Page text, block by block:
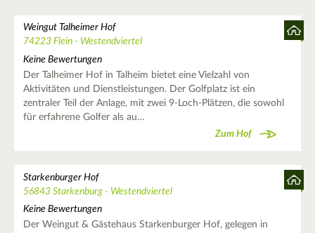
Weingut Talheimer Hof
74223 Flein - Westendviertel
Keine Bewertungen
Der Talheimer Hof in Talheim bietet eine Vielzahl von
Aktivitäten und Dienstleistungen. Der Golfplatz ist ein
zentraler Teil der Anlage, mit zwei 9-Loch-Plätzen, die sowohl
für erfahrene Golfer als au…
Zum Hof
Starkenburger Hof
56843 Starkenburg - Westendviertel
Keine Bewertungen
Der Weingut & Gästehaus Starkenburger Hof, gelegen in